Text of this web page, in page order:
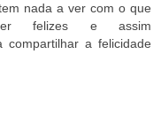
nada a ver com o que
felizes e assim
compartilhar a felicidade